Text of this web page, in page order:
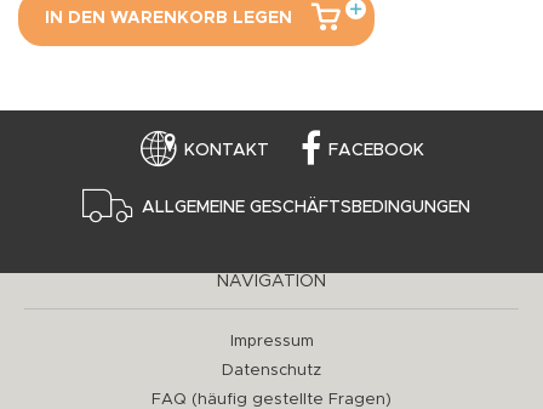
IN DEN WARENKORB LEGEN
KONTAKT FACEBOOK
ALLGEMEINE GESCHÄFTSBEDINGUNGEN
NAVIGATION
Impressum
Datenschutz
FAQ (häufig gestellte Fragen)